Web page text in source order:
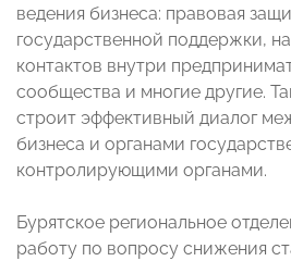
ведения бизнеса: правовая
государственной поддержки,
контактов внутри
сообщества и многие другие.
строит эффективный диалог
бизнеса и органами
контролирующими органами.
Бурятское региональное
работу по вопросу снижения